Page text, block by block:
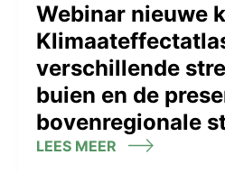
Webinar nieuwe
verschillende
buien en de
bovenregionale
LEES MEER